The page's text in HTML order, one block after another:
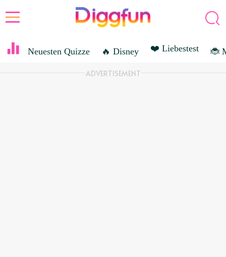
ACTIONSPIEL
Neuesten Quizze 🔥 Disney ❤️ Liebestest 🐞
ADVERTISEMENT